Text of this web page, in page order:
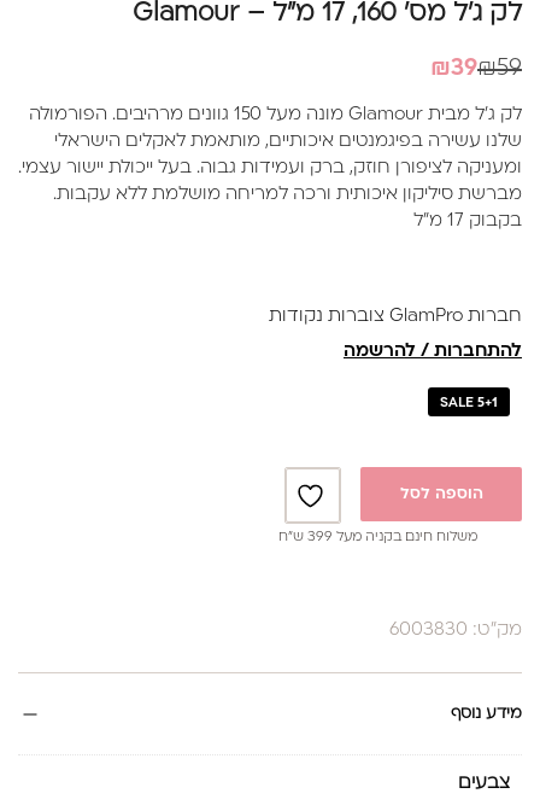
לק ג'ל מס' 160, 17 מ"ל – Glamour
₪59
המחיר
היה:
₪59.
₪39
המחיר
הוא:
₪39.
לק ג'ל מבית Glamour מונה מעל 150 גוונים מרהיבים. הפורמולה
שלנו עשירה בפיגמנטים איכותיים, מותאמת לאקלים הישראלי
ומעניקה לציפורן חוזק, ברק ועמידות גבוה. בעל ייכולת יישור עצמי.
מברשת סיליקון איכותית ורכה למריחה מושלמת ללא עקבות.
בקבוק 17 מ"ל
חברות GlamPro צוברות נקודות
להתחברות / להרשמה
SALE 5+1
הוספה לסל
משלוח חינם בקניה מעל 399 ש”ח
מק"ט: 6003830
מידע נוסף
צבעים